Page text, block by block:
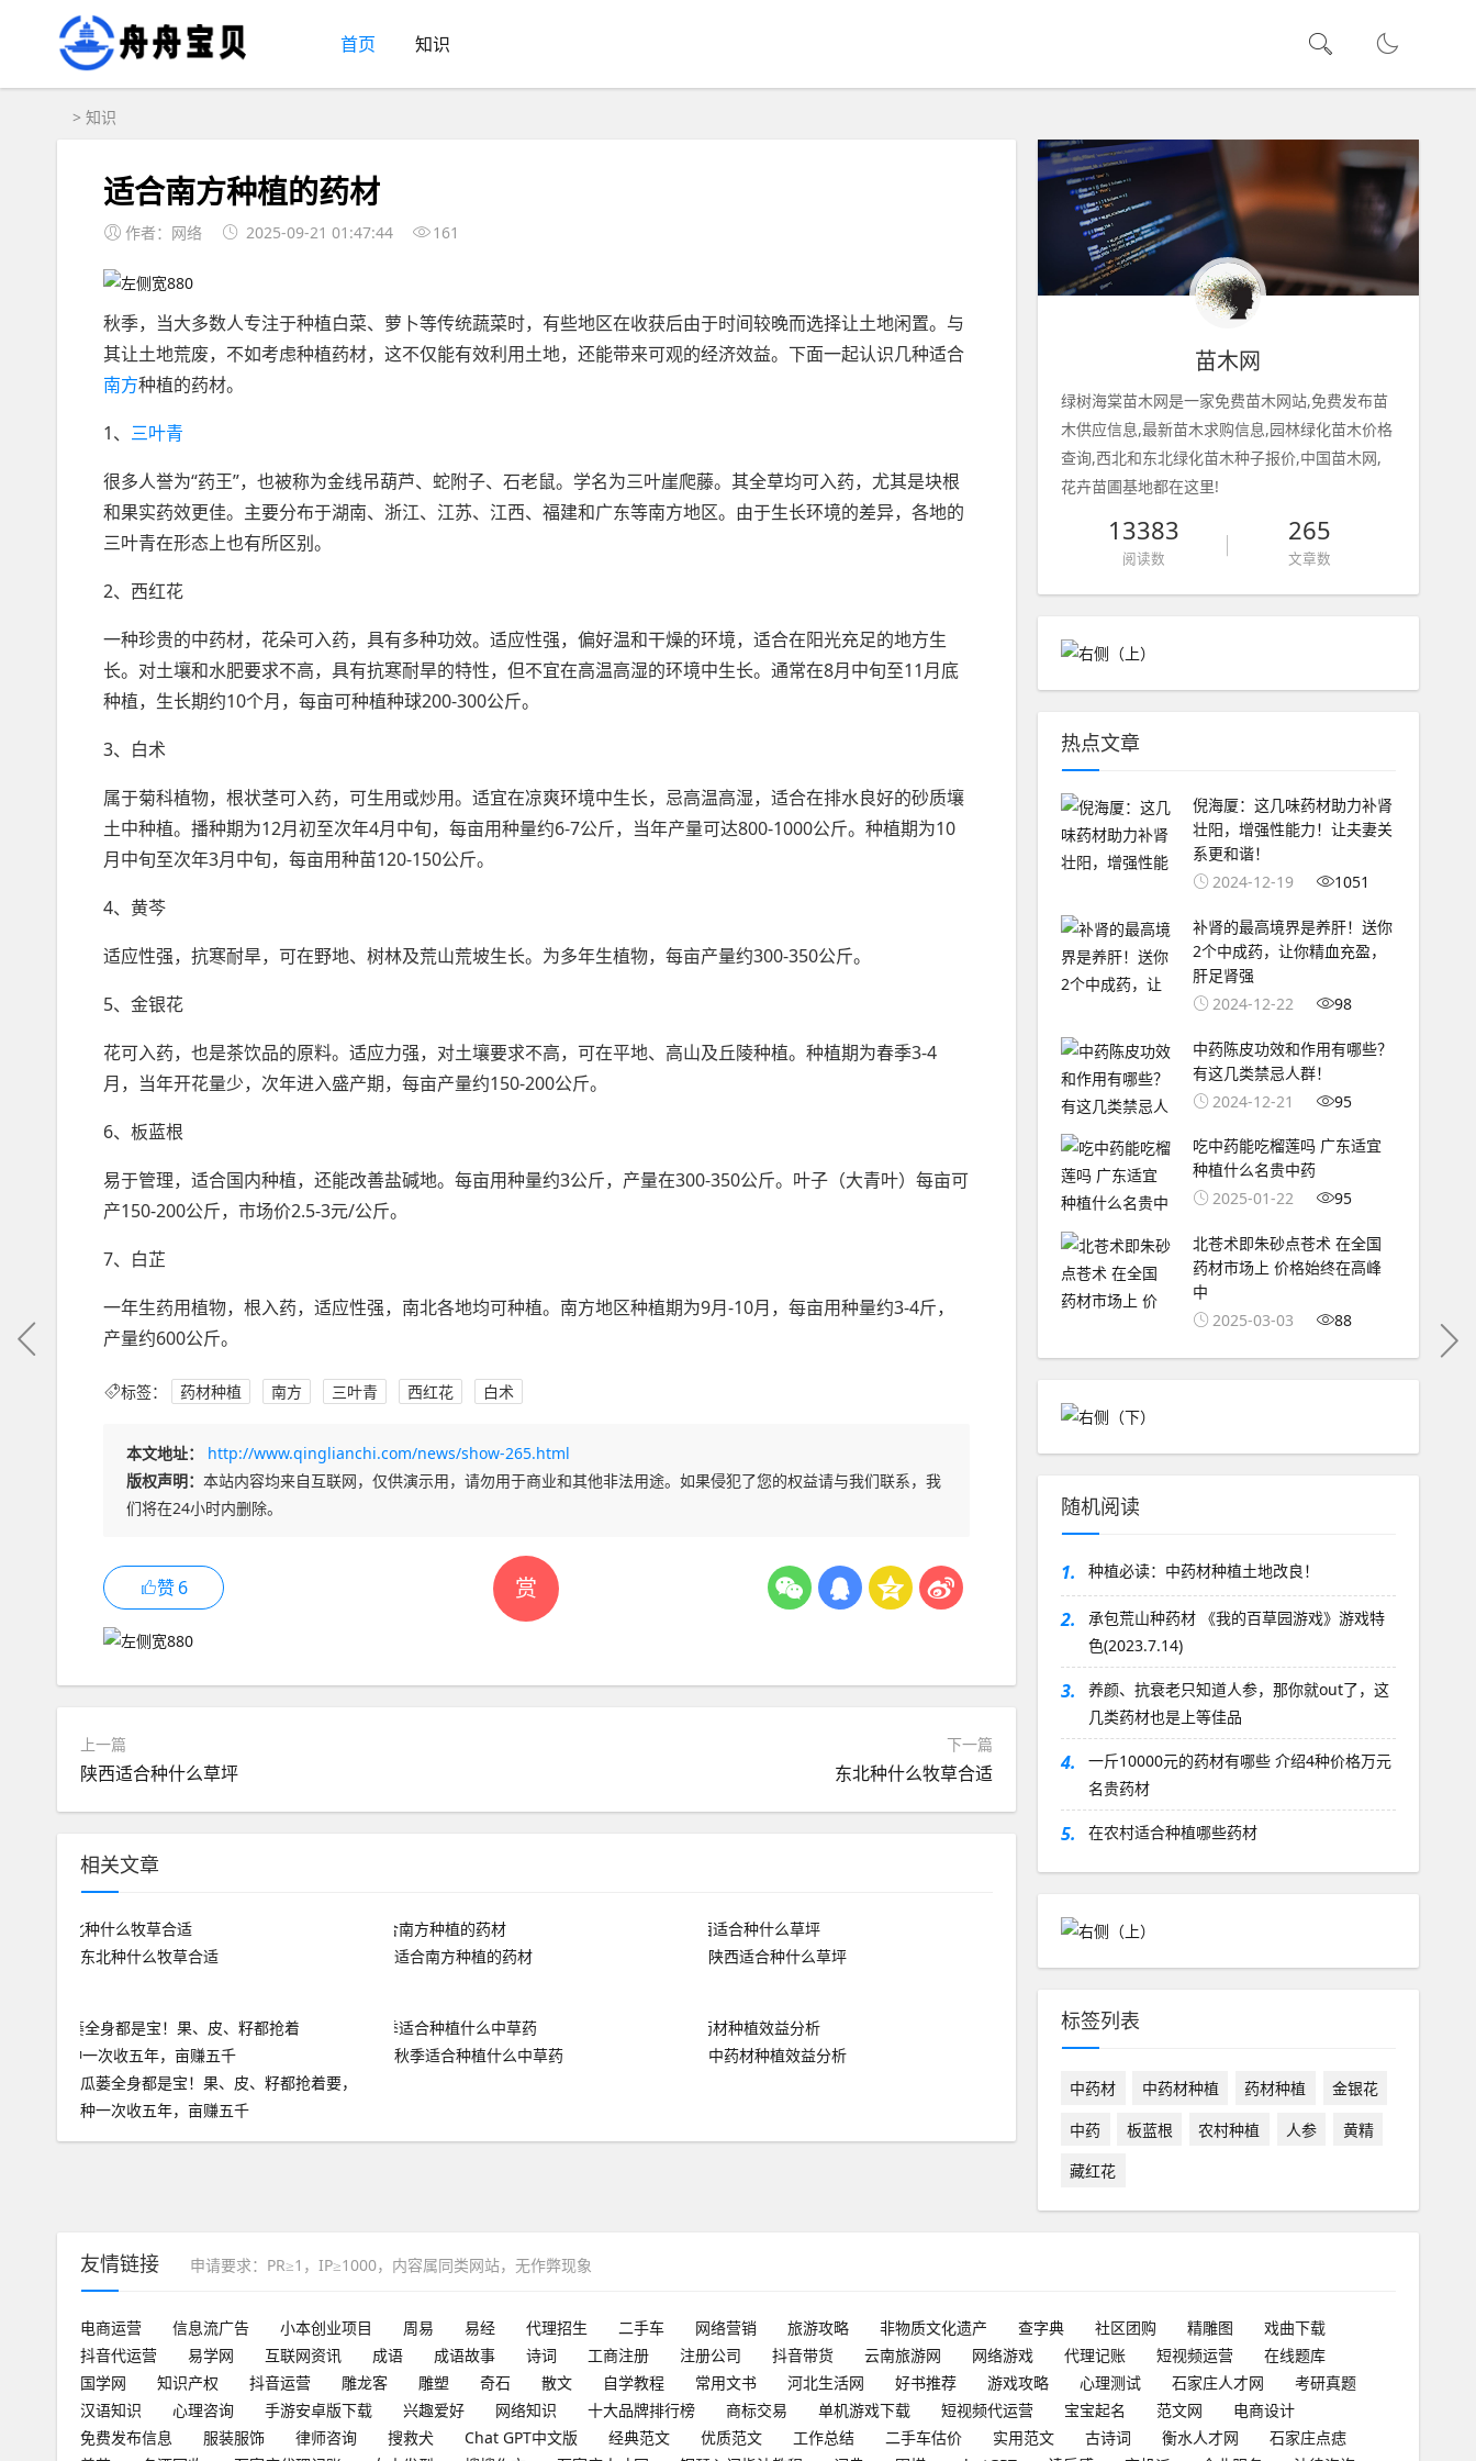
首页 知识
> 知识
适合南方种植的药材
作者：网络 2025-09-21 01:47:44 161
秋季，当大多数人专注于种植白菜、萝卜等传统蔬菜时，有些地区在收获后由于时间较晚而选择让土地闲置。与
其让土地荒废，不如考虑种植药材，这不仅能有效利用土地，还能带来可观的经济效益。下面一起认识几种适合
南方种植的药材。
1、 三叶青
很多人誉为“药王”，也被称为金线吊葫芦、蛇附子、石老鼠。学名为三叶崖爬藤。其全草均可入药，尤其是块根
和果实药效更佳。主要分布于湖南、浙江、江苏、江西、福建和广东等南方地区。由于生长环境的差异，各地的
三叶青在形态上也有所区别。
2、西红花
一种珍贵的中药材，花朵可入药，具有多种功效。适应性强，偏好温和干燥的环境，适合在阳光充足的地方生
长。对土壤和水肥要求不高，具有抗寒耐旱的特性，但不宜在高温高湿的环境中生长。通常在8月中旬至11月底
种植，生长期约10个月，每亩可种植种球200-300公斤。
3、白术
属于菊科植物，根状茎可入药，可生用或炒用。适宜在凉爽环境中生长，忌高温高湿，适合在排水良好的砂质壤
土中种植。播种期为12月初至次年4月中旬，每亩用种量约6-7公斤，当年产量可达800-1000公斤。种植期为10
月中旬至次年3月中旬，每亩用种苗120-150公斤。
4、黄芩
适应性强，抗寒耐旱，可在野地、树林及荒山荒坡生长。为多年生植物，每亩产量约300-350公斤。
5、金银花
花可入药，也是茶饮品的原料。适应力强，对土壤要求不高，可在平地、高山及丘陵种植。种植期为春季3-4
月，当年开花量少，次年进入盛产期，每亩产量约150-200公斤。
6、板蓝根
易于管理，适合国内种植，还能改善盐碱地。每亩用种量约3公斤，产量在300-350公斤。叶子（大青叶）每亩可
产150-200公斤，市场价2.5-3元/公斤。
7、白芷
一年生药用植物，根入药，适应性强，南北各地均可种植。南方地区种植期为9月-10月，每亩用种量约3-4斤，
产量约600公斤。
标签： 药材种植 南方 三叶青 西红花 白术
赏
本文地址：
http://www.qinglianchi.com/news/show-265.html
版权声明： 本站内容均来自互联网，仅供演示用，请勿用于商业和其他非法用途。如果侵犯了您的权益请与我们联系，我
们将在24小时内删除。
赞6
上一篇
陕西适合种什么草坪
下一篇
东北种什么牧草合适
相关文章
东北种什么牧草合适 适合南方种植的药材 陕西适合种什么草坪
瓜蒌全身都是宝！果、皮、籽都抢着要，
种一次收五年，亩赚五千
秋季适合种植什么中草药 中药材种植效益分析
苗木网
绿树海棠苗木网是一家免费苗木网站,免费发布苗
木供应信息,最新苗木求购信息,园林绿化苗木价格
查询,西北和东北绿化苗木种子报价,中国苗木网,
花卉苗圃基地都在这里!
13383
阅读数
265
文章数
热点文章
倪海厦：这几味药材助力补肾
壮阳，增强性能力！让夫妻关
系更和谐！
2024-12-19
1051
补肾的最高境界是养肝！送你
2个中成药，让你精血充盈，
肝足肾强
2024-12-22
98
中药陈皮功效和作用有哪些？
有这几类禁忌人群！
2024-12-21
95
吃中药能吃榴莲吗 广东适宜
种植什么名贵中药
2025-01-22
95
北苍术即朱砂点苍术 在全国
药材市场上 价格始终在高峰
中
2025-03-03
88
随机阅读
1. 种植必读：中药材种植土地改良！
2.
承包荒山种药材 《我的百草园游戏》游戏特
色(2023.7.14)
3.
养颜、抗衰老只知道人参，那你就out了，这
几类药材也是上等佳品
4.
一斤10000元的药材有哪些 介绍4种价格万元
名贵药材
5. 在农村适合种植哪些药材
标签列表
中药材 中药材种植 药材种植
金银花
中药
板蓝根 农村种植 人参
黄精
藏红花
友情链接 申请要求：PR≥1，IP≥1000，内容属同类网站，无作弊现象
电商运营 信息流广告 小本创业项目 周易 易经 代理招生 二手车 网络营销 旅游攻略 非物质文化遗产 查字典 社区团购 精雕图
戏曲下载
抖音代运营
易学网 互联网资讯 成语 成语故事 诗词 工商注册 注册公司 抖音带货 云南旅游网 网络游戏 代理记账 短视频运营
在线题库
国学网
知识产权 抖音运营 雕龙客 雕塑 奇石 散文 自学教程 常用文书 河北生活网 好书推荐 游戏攻略 心理测试 石家庄人才网
考研真题
汉语知识
心理咨询 手游安卓版下载 兴趣爱好 网络知识 十大品牌排行榜 商标交易 单机游戏下载 短视频代运营 宝宝起名 范文网
电商设计
免费发布信息
服装服饰 律师咨询 搜救犬 Chat GPT中文版 经典范文 优质范文 工作总结 二手车估价 实用范文 古诗词 衡水人才网
石家庄点痣